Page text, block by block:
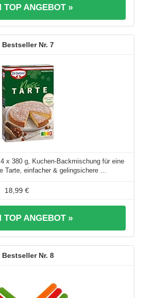
TOP ANGEBOT »
7
x 380 g, Kuchen-Backmischung für eine
Tarte, einfacher & gelingsichere ...
18,99 €
TOP ANGEBOT »
8